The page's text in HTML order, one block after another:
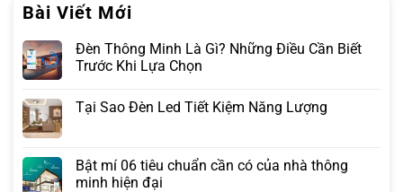
Bài Viết Mới
Đèn Thông Minh Là Gì? Những Điều Cần Biết
Trước Khi Lựa Chọn
Tại Sao Đèn Led Tiết Kiệm Năng Lượng
Bật mí 06 tiêu chuẩn cần có của nhà thông
minh hiện đại